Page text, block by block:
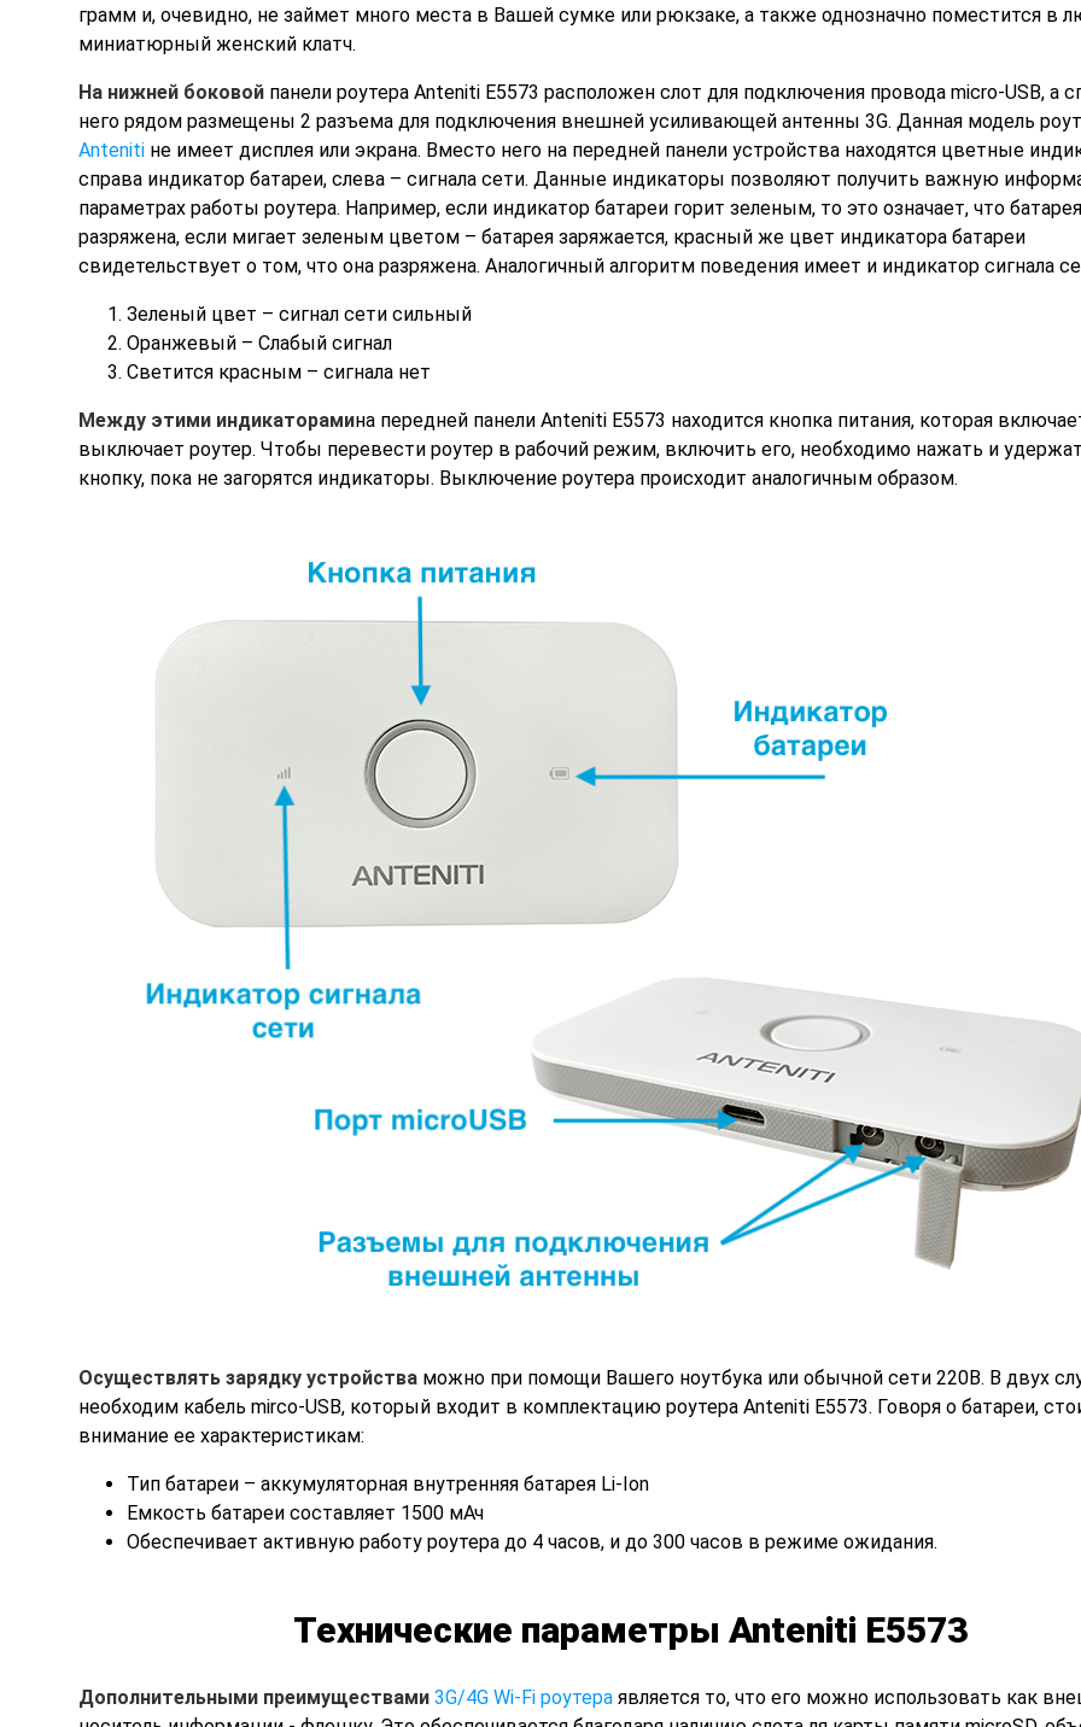
грамм и, очевидно, не займет много места в Вашей сумке или рюкзаке, а также однозначно поместится в
миниатюрный женский клатч.
На нижней боковойпанели роутера Anteniti E5573 расположен слот для подключения провода micro-USB, а
него рядом размещены 2 разъема для подключения внешней усиливающей антенны 3G. Данная модель
Antenitiне имеет дисплея или экрана. Вместо него на передней панели устройства находятся цветные
справа индикатор батареи, слева – сигнала сети. Данные индикаторы позволяют получить важную
параметрах работы роутера. Например, если индикатор батареи горит зеленым, то это означает, что батарея
разряжена, если мигает зеленым цветом – батарея заряжается, красный же цвет индикатора батареи
свидетельствует о том, что она разряжена. Аналогичный алгоритм поведения имеет и индикатор сигнала
Зеленый цвет – сигнал сети сильный
Оранжевый – Слабый сигнал
Светится красным – сигнала нет
Между этими индикаторамина передней панели Anteniti E5573 находится кнопка питания, которая
выключает роутер. Чтобы перевести роутер в рабочий режим, включить его, необходимо нажать и
кнопку, пока не загорятся индикаторы. Выключение роутера происходит аналогичным образом.
Осуществлять зарядку устройстваможно при помощи Вашего ноутбука или обычной сети 220В. В двух
необходим кабель mirco-USB, который входит в комплектацию роутера Anteniti E5573. Говоря о батареи,
внимание ее характеристикам:
Тип батареи – аккумуляторная внутренняя батарея Li-Ion
Емкость батареи составляет 1500 мАч
Обеспечивает активную работу роутера до 4 часов, и до 300 часов в режиме ожидания.
Технические параметры Anteniti E5573
Дополнительными преимуществами 3G/4G Wi-Fi роутераявляется то, что его можно использовать как